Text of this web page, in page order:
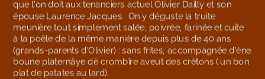
que l'on doit aux tenanciers actuel Olivier Dailly et son
épouse Laurence Jacques.  On y déguste la truite
meunière tout simplement salée, poivrée, farinée et cuite
à la poêle de la même manière depuis plus de 40 ans
(grands-parents d'Olivier) : sans frites, accompagnée d'ène
boune platernâye dè crombîre aveut des crètons ( un bon
plat de patates au lard).